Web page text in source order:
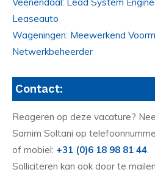
Leaseauto
Wageningen: Meewerkend
Netwerkbeheerder
Contact:
Reageren op deze vacature?
Samim Soltani op
of mobiel: +31 (0)6 18 98 81 44.
Solliciteren kan ook door te